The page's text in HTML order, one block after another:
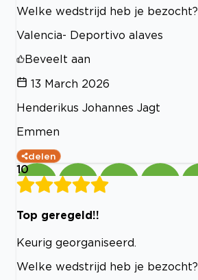
Welke wedstrijd heb je bezocht?
Valencia- Deportivo alaves
Beveelt aan
13 March 2026
Henderikus Johannes Jagt
Emmen
delen
10
Top geregeld!!
Keurig georganiseerd.
Welke wedstrijd heb je bezocht?